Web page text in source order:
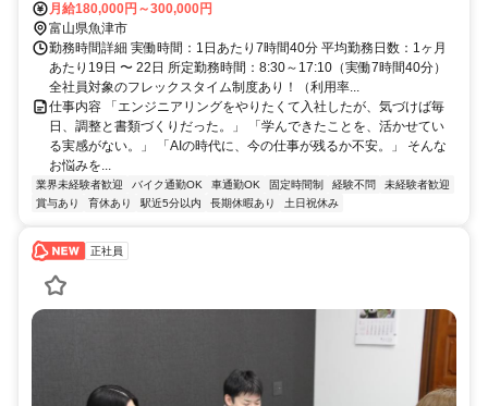
月給180,000円～300,000円
富山県魚津市
勤務時間詳細 実働時間：1日あたり7時間40分 平均勤務日数：1ヶ月
あたり19日 〜 22日 所定勤務時間：8:30～17:10（実働7時間40分）
全社員対象のフレックスタイム制度あり！（利用率...
仕事内容 「エンジニアリングをやりたくて入社したが、気づけば毎
日、調整と書類づくりだった。」 「学んできたことを、活かせてい
る実感がない。」 「AIの時代に、今の仕事が残るか不安。」 そんな
お悩みを...
業界未経験者歓迎 バイク通勤OK 車通勤OK 固定時間制 経験不問
未経験者歓迎
賞与あり
育休あり 駅近5分以内 長期休暇あり 土日祝休み
正社員